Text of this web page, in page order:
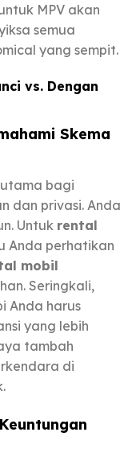
MPV akan
semua
yang sempit.
vs. Dengan
Skema
bagi
dan privasi. Anda
Untuk rental
Anda perhatikan
mobil
Seringkali,
Anda harus
yang lebih
tambah
di